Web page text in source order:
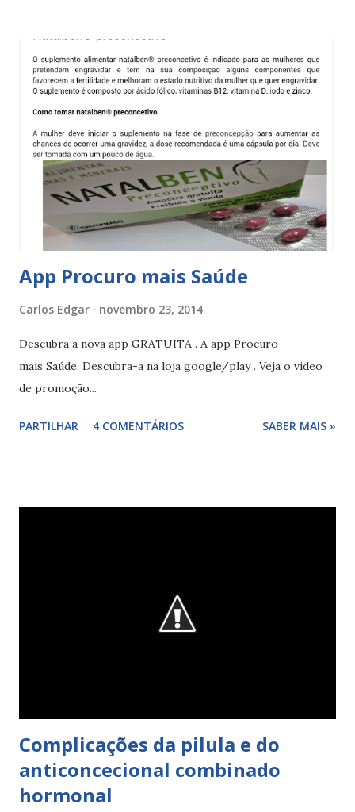
todos os dias seguindo-se uma pausa de 7 dias. O esquema
seguido será sempre 21 dias a tomar comprimidos
seguindo-se 7 dias de pausa. Durante a pausa ou semana de
descanso a mulher deverá menstruar. Pilula combinada com
24 comprimidos A pilula com 24 comprimidos deve ser
usada durante 24 dias (24 comprimidos), devendo ser
tomada todos os dias seguindo-se uma pausa de 4 dias. O
esquema seguido será sempre 24 dias a tomar comprimidos
segu...
App Procuro mais Saúde
Carlos Edgar novembro 23, 2014
Descubra a nova app GRATUITA . A app Procuro
mais Saúde. Descubra-a na loja google/play . Veja o video
de promoção...
PARTILHAR 4 COMENTÁRIOS SABER MAIS »
Complicações da pilula e do
anticoncecional combinado
hormonal